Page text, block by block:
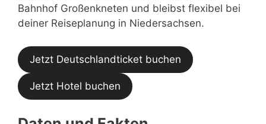
Bahnhof Großenkneten und bleibst flexibel bei
deiner Reiseplanung in Niedersachsen.
Jetzt Deutschlandticket buchen
Jetzt Hotel buchen